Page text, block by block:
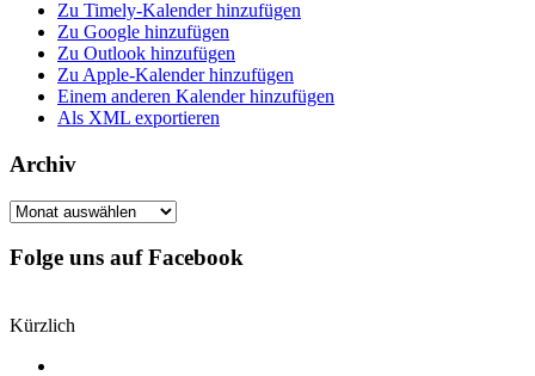
Zu Timely-Kalender hinzufügen
Zu Google hinzufügen
Zu Outlook hinzufügen
Zu Apple-Kalender hinzufügen
Einem anderen Kalender hinzufügen
Als XML exportieren
Archiv
Archiv
Folge uns auf Facebook
Kürzlich